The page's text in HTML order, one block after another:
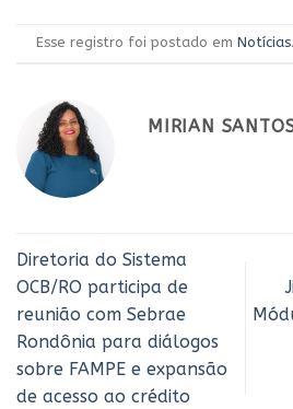
Esse registro foi postado em Notícias.
MIRIAN
Diretoria do Sistema
OCB/RO participa de
reunião com Sebrae
Rondônia para diálogos
sobre FAMPE e expansão
de acesso ao crédito